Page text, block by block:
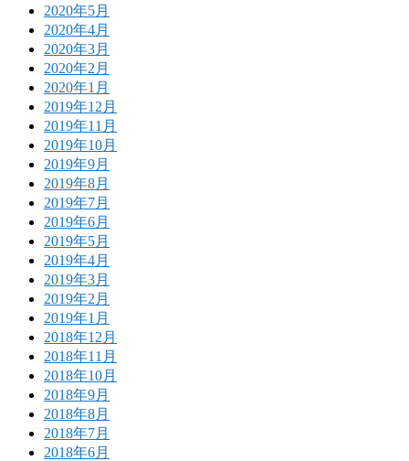
2020年5月
2020年4月
2020年3月
2020年2月
2020年1月
2019年12月
2019年11月
2019年10月
2019年9月
2019年8月
2019年7月
2019年6月
2019年5月
2019年4月
2019年3月
2019年2月
2019年1月
2018年12月
2018年11月
2018年10月
2018年9月
2018年8月
2018年7月
2018年6月